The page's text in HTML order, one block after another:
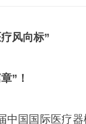
风向标”
”！
中国国际医疗